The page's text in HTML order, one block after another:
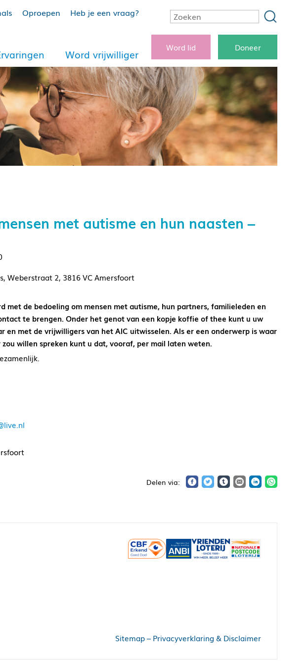
Oproepen Heb je een vraag?
Word vrijwilliger
Word lid Doneer
met autisme en hun naasten –
Weberstraat 2, 3816 VC Amersfoort
met de bedoeling om mensen met autisme, hun partners, familieleden en
te brengen. Onder het genot van een kopje koffie of thee kunt u uw
en met de vrijwilligers van het AIC uitwisselen. Als er een onderwerp is waar
willen spreken kunt u dat, vooraf, per mail laten weten.
Sitemap– Privacyverklaring & Disclaimer